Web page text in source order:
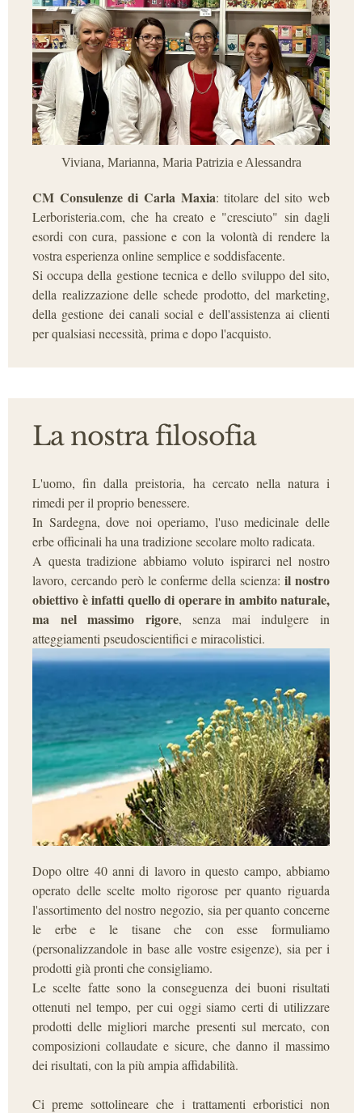
Viviana, Marianna, Maria Patrizia e Alessandra
CM Consulenze di Carla Maxia: titolare del sito web
Lerboristeria.com, che ha creato e "cresciuto" sin dagli
esordi con cura, passione e con la volontà di rendere la
vostra esperienza online semplice e soddisfacente.
Si occupa della gestione tecnica e dello sviluppo del sito,
della realizzazione delle schede prodotto, del marketing,
della gestione dei canali social e dell'assistenza ai clienti
per qualsiasi necessità, prima e dopo l'acquisto.
La nostra filosofia
L'uomo, fin dalla preistoria, ha cercato nella natura i
rimedi per il proprio benessere.
In Sardegna, dove noi operiamo, l'uso medicinale delle
erbe officinali ha una tradizione secolare molto radicata.
A questa tradizione abbiamo voluto ispirarci nel nostro
lavoro, cercando però le conferme della scienza: il nostro
obiettivo è infatti quello di operare in ambito naturale,
ma nel massimo rigore, senza mai indulgere in
atteggiamenti pseudoscientifici e miracolistici.
Dopo oltre 40 anni di lavoro in questo campo, abbiamo
operato delle scelte molto rigorose per quanto riguarda
l'assortimento del nostro negozio, sia per quanto concerne
le erbe e le tisane che con esse formuliamo
(personalizzandole in base alle vostre esigenze), sia per i
prodotti già pronti che consigliamo.
Le scelte fatte sono la conseguenza dei buoni risultati
ottenuti nel tempo, per cui oggi siamo certi di utilizzare
prodotti delle migliori marche presenti sul mercato, con
composizioni collaudate e sicure, che danno il massimo
dei risultati, con la più ampia affidabilità.
Ci preme sottolineare che i trattamenti erboristici non